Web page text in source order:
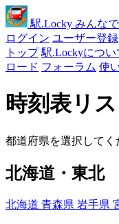
駅.Locky みんな
ログイン ユーザー登録
トップ 駅.Lockyについ
ロード フォーラム 使
時刻表リス
都道府県を選択してく
北海道・東北
北海道 青森県 岩手県